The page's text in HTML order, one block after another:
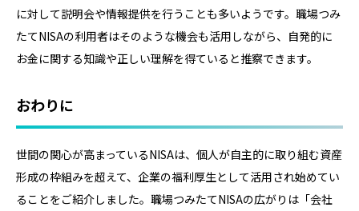
に対して説明会や情報提供を行うことも多いようです。職場つみ
たてNISAの利用者はそのような機会も活用しながら、自発的に
お金に関する知識や正しい理解を得ていると推察できます。
おわりに
世間の関心が高まっているNISAは、個人が自主的に取り組む資産
形成の枠組みを超えて、企業の福利厚生として活用され始めてい
ることをご紹介しました。職場つみたてNISAの広がりは「会社